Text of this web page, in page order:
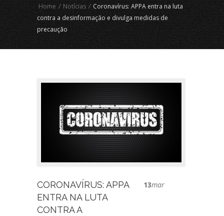
Home / Notícias /Coronavírus: APPA entra na luta
contra a desinformação e divulga medidas de
precaução
13mar
CORONAVÍRUS: APPA
ENTRA NA LUTA
CONTRA A